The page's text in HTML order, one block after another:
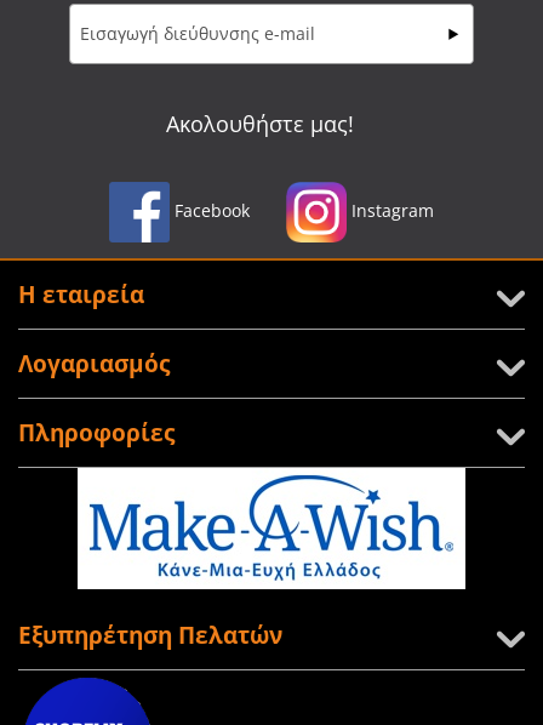
Ακολουθήστε μας!
Facebook Instagram
Η εταιρεία
Λογαριασμός
Πληροφορίες
Εξυπηρέτηση Πελατών